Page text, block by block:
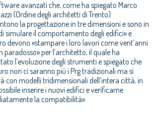
avanzati che, come ha spiegato Marco
(Ordine degli architetti di Trento)
la progettazione in tre dimensioni e sono in
simulare il comportamento degli edifici» e
devono «stampare i loro lavori come vent’anni
paradosso» per l’architetto, il quale ha
l’evoluzione degli strumenti e spiegato che
non ci saranno più i Prg tradizionali ma si
con modelli tridimensionali dell’intera città, in
inserire i nuovi edifici e verificarne
la compatibilità».